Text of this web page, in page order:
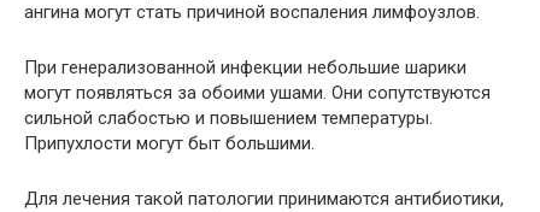
ангина могут стать причиной воспаления лимфоузлов.
При генерализованной инфекции небольшие шарики
могут появляться за обоими ушами. Они сопутствуются
сильной слабостью и повышением температуры.
Припухлости могут быт большими.
Для лечения такой патологии принимаются антибиотики,